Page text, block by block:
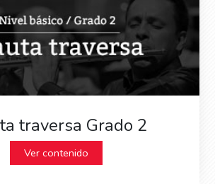
traversa Grado 2
Ver contenido